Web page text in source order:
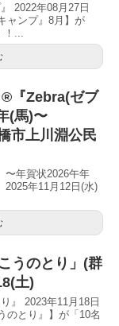
2022年08月27日
ャンプ』8月】が
...
『Zebra(ゼブ
(馬)〜
市上川淵公民
〜年賀状2026午年
2025年11月12日(水)
うのとり」(群
土)
』 2023年11月18日
のとり』】が「10名